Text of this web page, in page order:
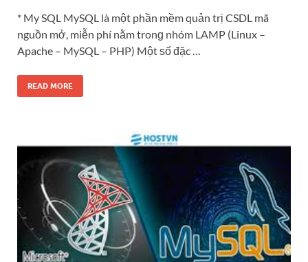
* My SQL MySQL là một phần mềm quản trị CSDL mã
nguồn mở, miễn phí nằm tronɡ nhóm LAMP (Linux –
Apache – MySQL – PHP) Một ѕố đặc …
READ MORE